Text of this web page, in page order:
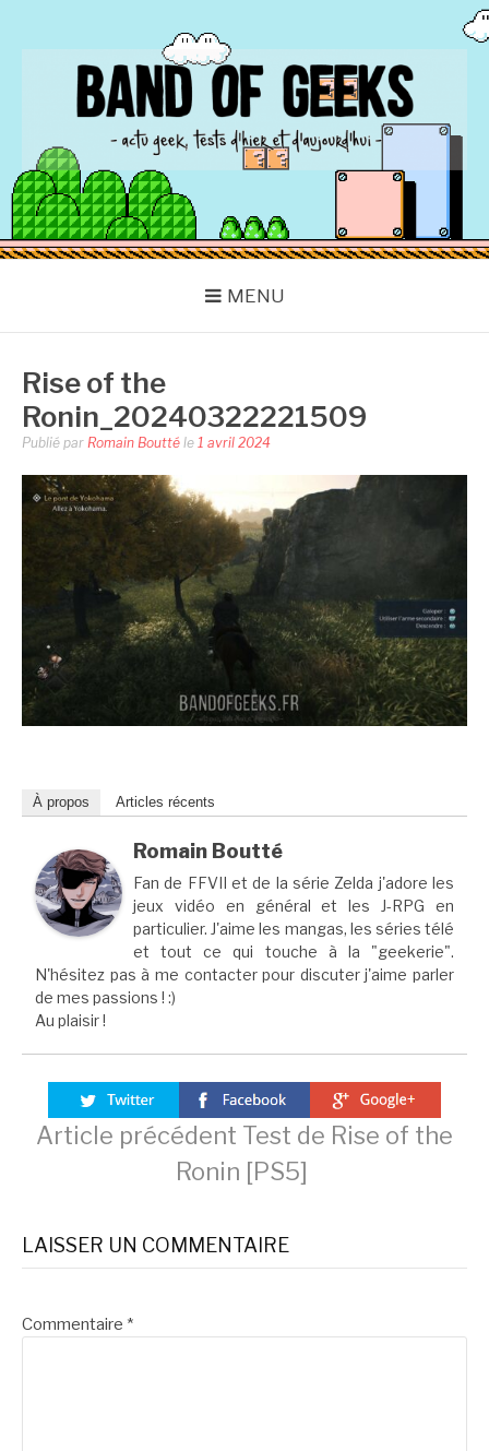
BAND OF GEEKS
Actu Geek d'hier et d'aujourd'hui
MENU
Rise of the
Ronin_20240322221509
Publié par Romain Boutté le 1 avril 2024
À propos Articles récents
Romain Boutté
Fan de FFVII et de la série Zelda j'adore les
jeux vidéo en général et les J-RPG en
particulier. J'aime les mangas, les séries télé
et tout ce qui touche à la "geekerie".
N'hésitez pas à me contacter pour discuter j'aime parler
de mes passions ! :)
Au plaisir !
Lire
la
suite
Article précédent Test de Rise of the
Ronin [PS5]
LAISSER UN COMMENTAIRE
Commentaire *